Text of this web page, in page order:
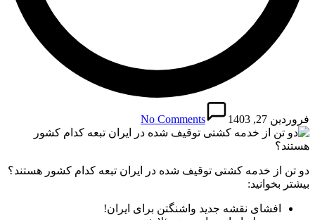
فروردین 27, 1403 No Comments
دو تن از خدمه کشتی توقیف شده در ایران تبعه کدام کشور هستند؟
بیشتر بخوانید:
افشای نقشه جدید واشنگتن برای ایران!